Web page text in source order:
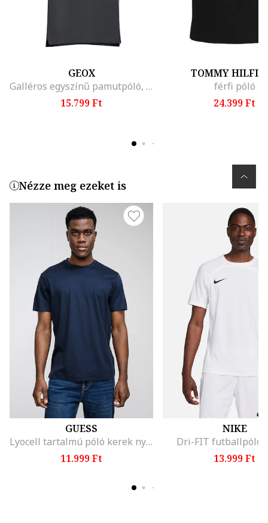
GEOX
Galléros egyszínű pamutpóló, Sötétkék
15.799 Ft
TOMMY
férfi póló
24.399 Ft
Nézze meg ezeket is
GUESS
Lyocell tartalmú póló kerek nyakrésszel, Sötétkék
11.999 Ft
NIKE
Dri-FIT futballpóló,
13.999 Ft